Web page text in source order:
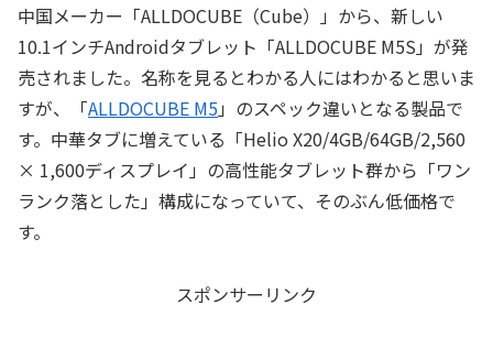
中国メーカー「ALLDOCUBE（Cube）」から、新しい
10.1インチAndroidタブレット「ALLDOCUBE M5S」が発
売されました。名称を見るとわかる人にはわかると思いま
すが、「ALLDOCUBE M5」のスペック違いとなる製品で
す。中華タブに増えている「Helio X20/4GB/64GB/2,560
× 1,600ディスプレイ」の高性能タブレット群から「ワン
ランク落とした」構成になっていて、そのぶん低価格で
す。
スポンサーリンク